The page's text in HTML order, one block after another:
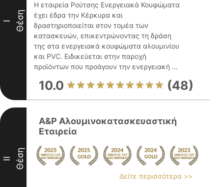
I Θέση
Η εταιρεία Ρούτσης Ενεργειακά Κουφώματα
έχει έδρα την Κέρκυρα και
δραστηριοποιείται στον τομέα των
κατασκευών, επικεντρώνοντας τη δράση
της στα ενεργειακά κουφώματα αλουμινίου
και PVC. Ειδικεύεται στην παροχή
προϊόντων που προάγουν την ενεργειακή ...
10.0 (48)
II Θέση
Α&Ρ Αλουμινοκατασκευαστική
Εταιρεία
Δείτε περισσότερα >>